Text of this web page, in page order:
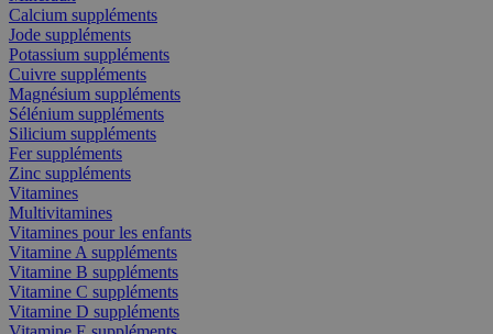
Calcium suppléments
Jode suppléments
Potassium suppléments
Cuivre suppléments
Magnésium suppléments
Sélénium suppléments
Silicium suppléments
Fer suppléments
Zinc suppléments
Vitamines
Multivitamines
Vitamines pour les enfants
Vitamine A suppléments
Vitamine B suppléments
Vitamine C suppléments
Vitamine D suppléments